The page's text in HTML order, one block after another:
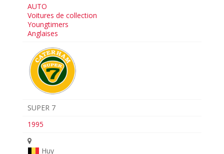
AUTO
Voitures de collection
Youngtimers
Anglaises
SUPER 7
1995
Huy